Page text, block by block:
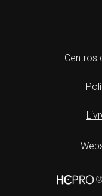
Centros